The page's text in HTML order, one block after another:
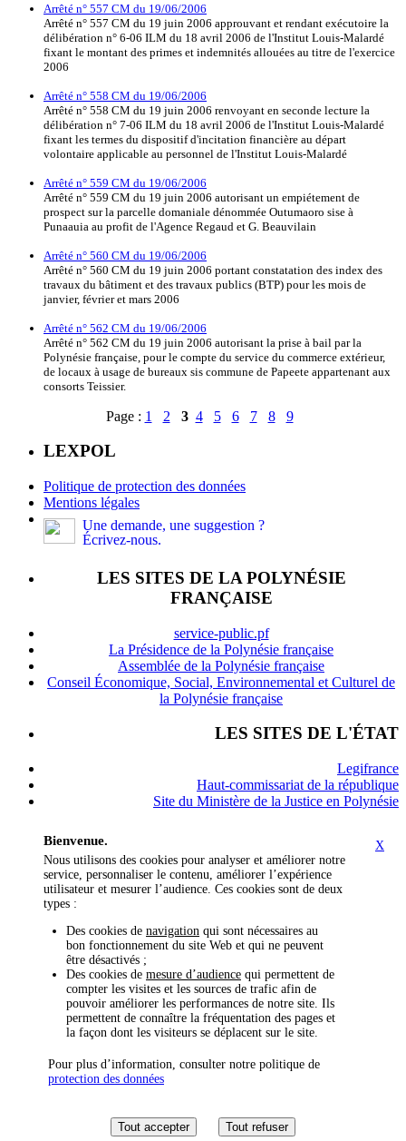
Arrêté n° 557 CM du 19/06/2006
Arrêté n° 557 CM du 19 juin 2006 approuvant et rendant exécutoire la
délibération n° 6-06 ILM du 18 avril 2006 de l'Institut Louis-Malardé
fixant le montant des primes et indemnités allouées au titre de l'exercice
2006
Arrêté n° 558 CM du 19/06/2006
Arrêté n° 558 CM du 19 juin 2006 renvoyant en seconde lecture la
délibération n° 7-06 ILM du 18 avril 2006 de l'Institut Louis-Malardé
fixant les termes du dispositif d'incitation financière au départ
volontaire applicable au personnel de l'Institut Louis-Malardé
Arrêté n° 559 CM du 19/06/2006
Arrêté n° 559 CM du 19 juin 2006 autorisant un empiétement de
prospect sur la parcelle domaniale dénommée Outumaoro sise à
Punaauia au profit de l'Agence Regaud et G. Beauvilain
Arrêté n° 560 CM du 19/06/2006
Arrêté n° 560 CM du 19 juin 2006 portant constatation des index des
travaux du bâtiment et des travaux publics (BTP) pour les mois de
janvier, février et mars 2006
Arrêté n° 562 CM du 19/06/2006
Arrêté n° 562 CM du 19 juin 2006 autorisant la prise à bail par la
Polynésie française, pour le compte du service du commerce extérieur,
de locaux à usage de bureaux sis commune de Papeete appartenant aux
consorts Teissier.
Page : 1 2 3 4 5 6 7 8 9
LEXPOL
Politique de protection des données
Mentions légales
Une demande, une suggestion ?
Écrivez-nous.
LES SITES DE LA POLYNÉSIE
FRANÇAISE
service-public.pf
La Présidence de la Polynésie française
Assemblée de la Polynésie française
Conseil Économique, Social, Environnemental et Culturel de
la Polynésie française
LES SITES DE L'ÉTAT
Legifrance
Haut-commissariat de la république
Site du Ministère de la Justice en Polynésie
X
Bienvenue.
Nous utilisons des cookies pour analyser et améliorer notre
service, personnaliser le contenu, améliorer l’expérience
utilisateur et mesurer l’audience. Ces cookies sont de deux
types :
Des cookies de navigation qui sont nécessaires au
bon fonctionnement du site Web et qui ne peuvent
être désactivés ;
Des cookies de mesure d’audience qui permettent de
compter les visites et les sources de trafic afin de
pouvoir améliorer les performances de notre site. Ils
permettent de connaître la fréquentation des pages et
la façon dont les visiteurs se déplacent sur le site.
Pour plus d’information, consulter notre politique de
protection des données
Tout accepter Tout refuser